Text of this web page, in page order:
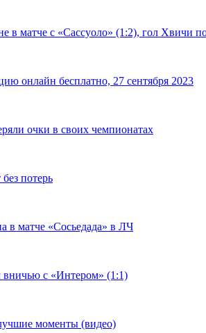
в матче с «Сассуоло» (1:2), гол Хвичи
онлайн бесплатно, 27 сентября 2023
очки в своих чемпионатах
потерь
в матче «Сосьедада» в ЛЧ
вничью с «Интером» (1:1)
моменты (видео)